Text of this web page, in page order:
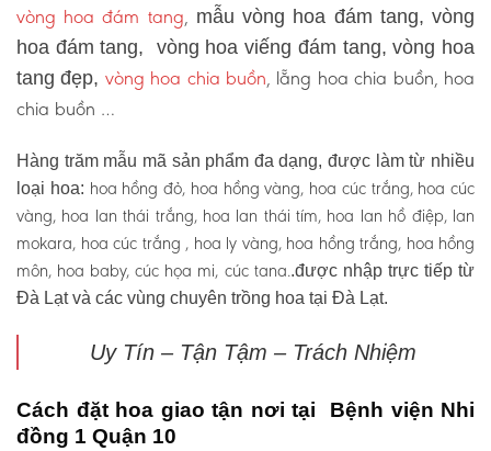
vòng hoa đám tang, mẫu vòng hoa đám tang, vòng
hoa đám tang, vòng hoa viếng đám tang, vòng hoa
tang đẹp, vòng hoa chia buồn, lẵng hoa chia buồn, hoa
chia buồn …
Hàng trăm mẫu mã sản phẩm đa dạng, được làm từ nhiều
loại hoa: hoa hồng đỏ, hoa hồng vàng, hoa cúc trắng, hoa cúc
vàng, hoa lan thái trắng, hoa lan thái tím, hoa lan hồ điệp, lan
mokara, hoa cúc trắng , hoa ly vàng, hoa hồng trắng, hoa hồng
môn, hoa baby, cúc họa mi, cúc tana..được nhập trực tiếp từ
Đà Lạt và các vùng chuyên trồng hoa tại Đà Lạt.
Uy Tín – Tận Tậm – Trách Nhiệm
Cách đặt hoa giao tận nơi tại Bệnh viện Nhi
đồng 1 Quận 10